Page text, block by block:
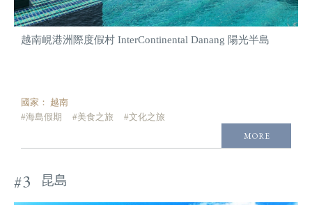
越南峴港洲際度假村 InterContinental Danang 陽光半島
國家： 越南
#海島假期
#美食之旅 #文化之旅
MORE
#3 昆島